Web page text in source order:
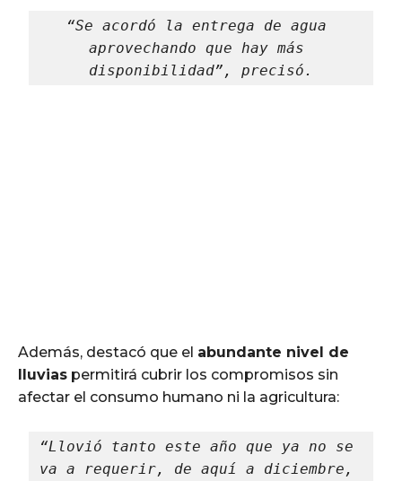
“Se acordó la entrega de agua
aprovechando que hay más
disponibilidad”, precisó.
Además, destacó que el abundante nivel de
lluvias permitirá cubrir los compromisos sin
afectar el consumo humano ni la agricultura:
“Llovió tanto este año que ya no se
va a requerir, de aquí a diciembre,